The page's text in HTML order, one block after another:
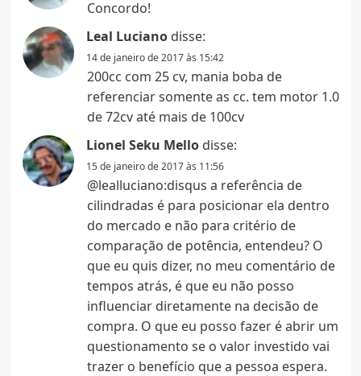
Concordo!
Leal Luciano disse:
14 de janeiro de 2017 às 15:42
200cc com 25 cv, mania boba de
referenciar somente as cc. tem motor 1.0
de 72cv até mais de 100cv
Lionel Seku Mello disse:
15 de janeiro de 2017 às 11:56
@lealluciano:disqus a referência de
cilindradas é para posicionar ela dentro
do mercado e não para critério de
comparação de potência, entendeu? O
que eu quis dizer, no meu comentário de
tempos atrás, é que eu não posso
influenciar diretamente na decisão de
compra. O que eu posso fazer é abrir um
questionamento se o valor investido vai
trazer o benefício que a pessoa espera.